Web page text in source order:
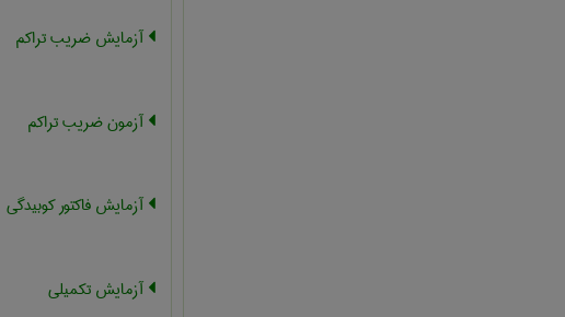
آزمایش ضریب تراکم
آزمون ضریب تراکم
آزمایش فاکتور کوبیدگی
آزمایش تکمیلی